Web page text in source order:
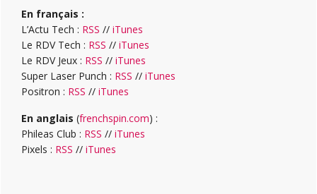
En français :
L’Actu Tech : RSS // iTunes
Le RDV Tech : RSS // iTunes
Le RDV Jeux : RSS // iTunes
Super Laser Punch : RSS // iTunes
Positron : RSS // iTunes
En anglais (frenchspin.com) :
Phileas Club : RSS // iTunes
Pixels : RSS // iTunes